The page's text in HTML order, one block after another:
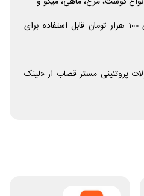
برای سفارش های بالای 100 هزار تومان قابل استفاده برای
پروتئینی مستر قصاب از «لینک